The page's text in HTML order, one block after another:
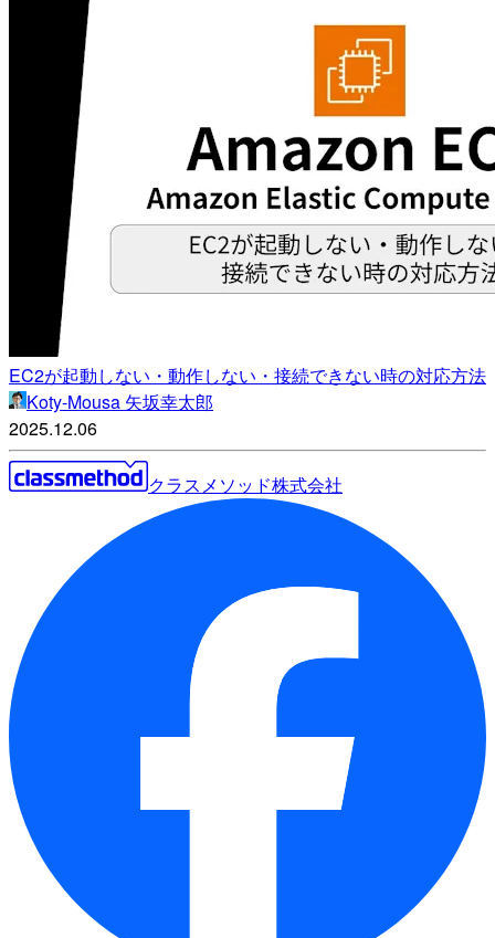
EC2が起動しない・動作しない・接続できない時の対応方法
Koty-Mousa 矢坂幸太郎
2025.12.06
クラスメソッド株式会社